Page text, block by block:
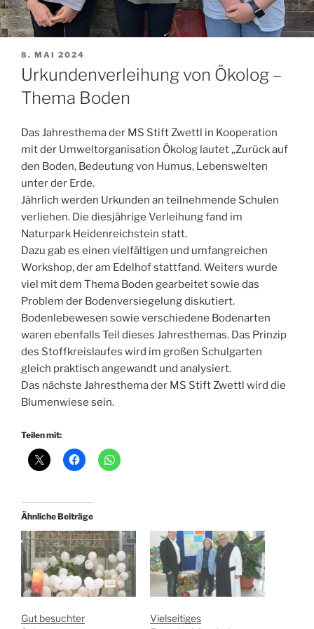
VERÖFFENTLICHT
AM
8. MAI 2024
Urkundenverleihung von Ökolog –
Thema Boden
Das Jahresthema der MS Stift Zwettl in Kooperation
mit der Umweltorganisation Ökolog lautet „Zurück auf
den Boden, Bedeutung von Humus, Lebenswelten
unter der Erde.
Jährlich werden Urkunden an teilnehmende Schulen
verliehen. Die diesjährige Verleihung fand im
Naturpark Heidenreichstein statt.
Dazu gab es einen vielfältigen und umfangreichen
Workshop, der am Edelhof stattfand. Weiters wurde
viel mit dem Thema Boden gearbeitet sowie das
Problem der Bodenversiegelung diskutiert.
Bodenlebewesen sowie verschiedene Bodenarten
waren ebenfalls Teil dieses Jahresthemas. Das Prinzip
des Stoffkreislaufes wird im großen Schulgarten
gleich praktisch angewandt und analysiert.
Das nächste Jahresthema der MS Stift Zwettl wird die
Blumenwiese sein.
Teilen mit:
Ähnliche Beiträge
Gut besuchter
Vielseitiges